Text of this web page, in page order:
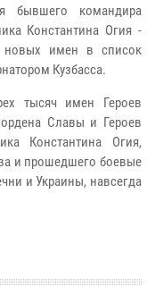
бывшего командира
Константина Огия -
новых имен в список
Кузбасса.
тысяч имен Героев
Славы и Героев
Константина Огия,
и прошедшего боевые
и Украины, навсегда